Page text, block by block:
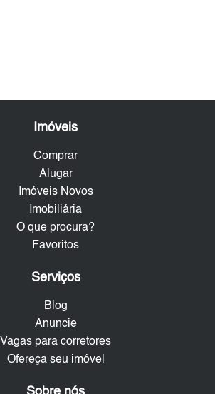
Imóveis
Comprar
Alugar
Imóveis Novos
Imobiliária
O que procura?
Favoritos
Serviços
Blog
Anuncie
Vagas para corretores
Ofereça seu imóvel